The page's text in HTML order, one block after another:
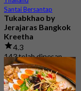
Santai Bersantap
Tukabkhao by
Jerajaras Bangkok
Kreetha
4.3
143 telah dipesan
Dari฿ 247.5